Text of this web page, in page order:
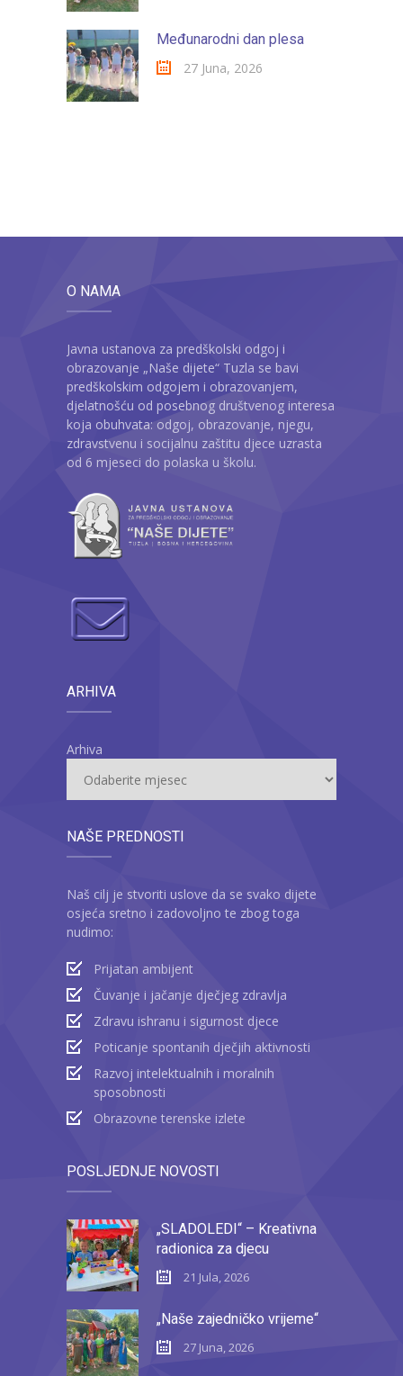
Međunarodni dan plesa
27 Juna, 2026
O NAMA
Javna ustanova za predškolski odgoj i
obrazovanje „Naše dijete“ Tuzla se bavi
predškolskim odgojem i obrazovanjem,
djelatnošću od posebnog društvenog interesa
koja obuhvata: odgoj, obrazovanje, njegu,
zdravstvenu i socijalnu zaštitu djece uzrasta
od 6 mjeseci do polaska u školu.
ARHIVA
Arhiva
NAŠE PREDNOSTI
Naš cilj je stvoriti uslove da se svako dijete
osjeća sretno i zadovoljno te zbog toga
nudimo:
Prijatan ambijent
Čuvanje i jačanje dječjeg zdravlja
Zdravu ishranu i sigurnost djece
Poticanje spontanih dječjih aktivnosti
Razvoj intelektualnih i moralnih
sposobnosti
Obrazovne terenske izlete
POSLJEDNJE NOVOSTI
„SLADOLEDI“ – Kreativna
radionica za djecu
21 Jula, 2026
„Naše zajedničko vrijeme“
27 Juna, 2026